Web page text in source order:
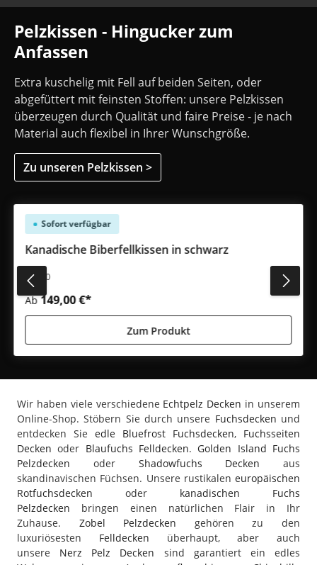
Pelzkissen - Hingucker zum
Anfassen
Extra kuschelig mit Fell auf beiden Seiten, oder
abgefüttert mit feinsten Stoffen: unsere Pelzkissen
überzeugen durch Qualität und faire Preise - je nach
Material auch flexibel in Ihrer Wunschgröße.
Zu unseren Pelzkissen >
Produktgalerie überspringen
Sofort verfügbar
Kanadische Biberfellkissen in schwarz
#8990
Ab149,00 €*
Zum Produkt
Wir haben viele verschiedene Echtpelz Decken in unserem
Online-Shop. Stöbern Sie durch unsere Fuchsdecken und
entdecken Sie edle Bluefrost Fuchsdecken, Fuchsseiten
Decken oder Blaufuchs Felldecken.Golden Island Fuchs
Pelzdecken oder Shadowfuchs Decken aus
skandinavischen Füchsen. Unsere rustikalen europäischen
Rotfuchsdecken oder kanadischen Fuchs
Pelzdecken bringen einen natürlichen Flair in Ihr
Zuhause. Zobel Pelzdecken gehören zu den
luxuriösesten Felldecken überhaupt, aber auch
unsere Nerz Pelz Decken sind garantiert ein edles